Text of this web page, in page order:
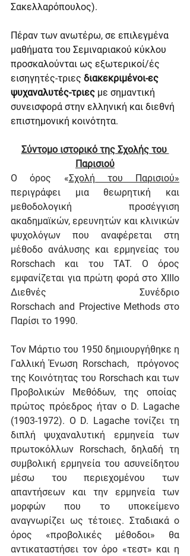
Σακελλαρόπουλος).
Πέραν των ανωτέρω, σε επιλεγμένα
μαθήματα του Σεμιναριακού κύκλου
προσκαλούνται ως εξωτερικοί/ές
εισηγητές-τριες διακεκριμένοι-ες
ψυχαναλυτές-τριες με σημαντική
συνεισφορά στην ελληνική και διεθνή
επιστημονική κοινότητα.
Σύντομο ιστορικό της Σχολής του
Παρισιού
Ο όρος «Σχολή του Παρισιού»
περιγράφει μια θεωρητική και
μεθοδολογική προσέγγιση
ακαδημαϊκών, ερευνητών και κλινικών
ψυχολόγων που αναφέρεται στη
μέθοδο ανάλυσης και ερμηνείας του
Rorschach και του ΤΑΤ. Ο όρος
εμφανίζεται για πρώτη φορά στο XIIIο
Διεθνές Συνέδριο
Rorschach and Projective Methods στο
Παρίσι το 1990.
Τον Μάρτιο του 1950 δημιουργήθηκε η
Γαλλική Ένωση Rorschach,  πρόγονος
της Κοινότητας του Rorschach και των
Προβολικών Μεθόδων, της οποίας
πρώτος πρόεδρος ήταν ο D. Lagache
(1903-1972). Ο D. Lagache τονίζει τη
διπλή ψυχαναλυτική ερμηνεία των
πρωτοκόλλων Rorschach, δηλαδή τη
συμβολική ερμηνεία του ασυνείδητου
μέσω του περιεχομένου των
απαντήσεων και την ερμηνεία των
μορφών που το υποκείμενο
αναγνωρίζει ως τέτοιες. Σταδιακά ο
όρος «προβολικές μέθοδοι» θα
αντικαταστήσει τον όρο «τεστ» και η